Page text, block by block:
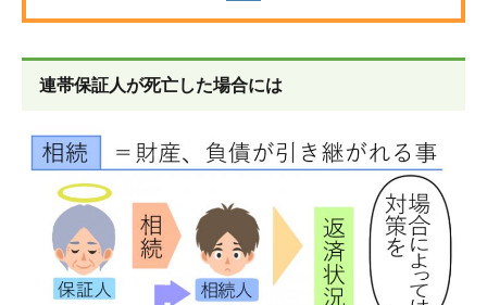
連帯保証人が死亡した場合には